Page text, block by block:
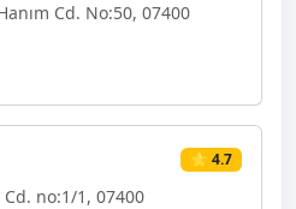
Cd. No:50, 07400
⭐ 4.7
no:1/1, 07400